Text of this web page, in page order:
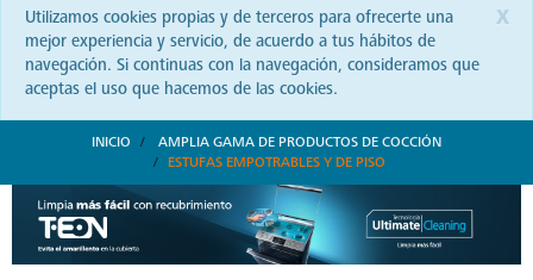
x
Utilizamos cookies propias y de terceros para ofrecerte una
mejor experiencia y servicio, de acuerdo a tus hábitos de
navegación. Si continuas con la navegación, consideramos que
aceptas el uso que hacemos de las cookies.
INICIO
AMPLIA GAMA DE PRODUCTOS DE COCCIÓN
ESTUFAS EMPOTRABLES Y DE PISO